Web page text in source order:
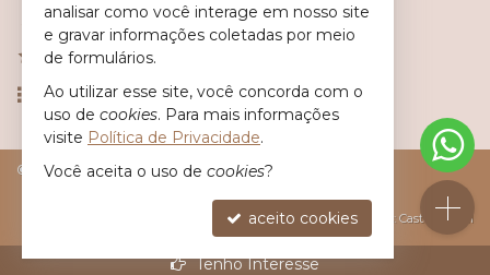
cadastre seu imóvel
imóveis favoritos
mapa de imóveis
© 2026 CRECI/SC 6.617-J Política de Privacidade
Site para imobiliárias : Castel Digital
Tenho Interesse
analisar como você interage em nosso site
e gravar informações coletadas por meio
de formulários.
Ao utilizar esse site, você concorda com o
uso de cookies. Para mais informações
visite Política de Privacidade.
Você aceita o uso de cookies?
aceito cookies